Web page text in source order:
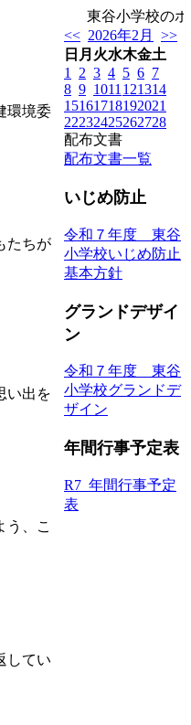
東谷小学校のホ
環境委
たちが
い出を
う、こ
してい
<< 2026年2月
>>
日 月 火水木金土
1
2 3 4 5 6 7
8 9 1011 121314
15161718192021
22232425262728
配布文書
配布文書一覧
いじめ防止
令和７年度 東谷
小学校いじめ防止
基本方針
グランドデザイ
ン
令和７年度 東谷
小学校グランドデ
ザイン
年間行事予定表
R7_年間行事予定
表